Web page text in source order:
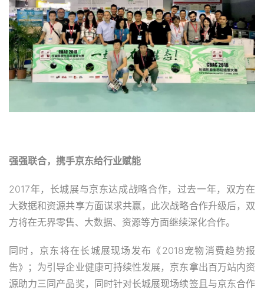
强强联合，携手京东给行业赋能
2017年，长城展与京东达成战略合作，过去一年，双方在
大数据和资源共享方面谋求共赢，此次战略合作升级后，双
方将在无界零售、大数据、资源等方面继续深化合作。
同时，京东将在长城展现场发布《2018宠物消费趋势报
告》；为引导企业健康可持续性发展，京东拿出百万站内资
源助力三同产品奖，同时针对长城展现场续签且与京东合作